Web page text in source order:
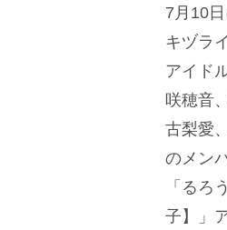
7月10
キヅラ
アイド
咲穂音
古梨愛
のメン
「るろ
子】」